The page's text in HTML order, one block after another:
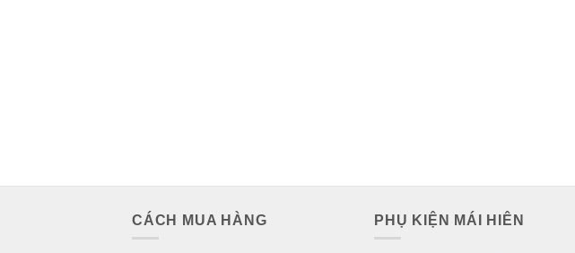
CÁCH MUA HÀNG PHỤ KIỆN MÁI HIÊN